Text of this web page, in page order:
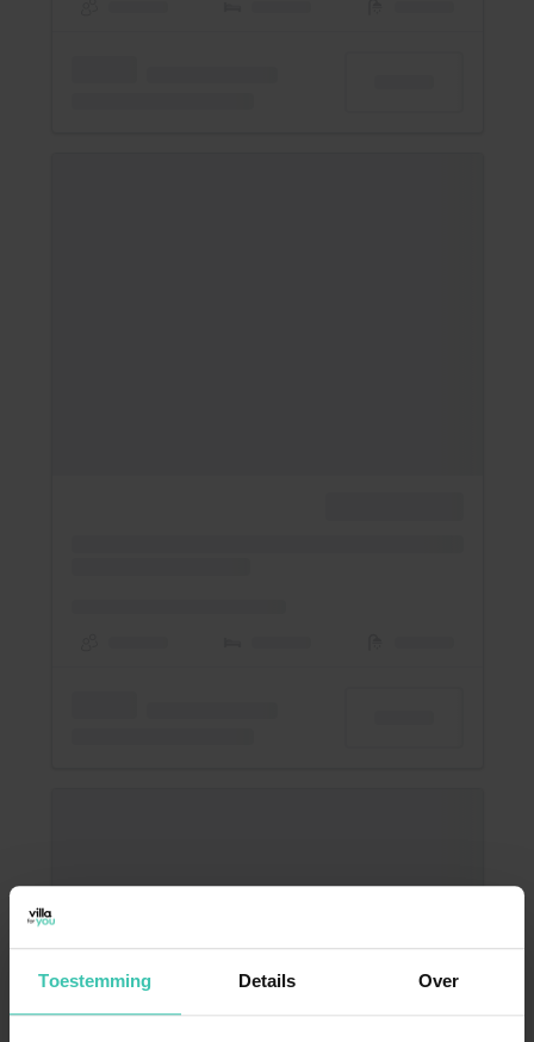
Toestemming Details Over